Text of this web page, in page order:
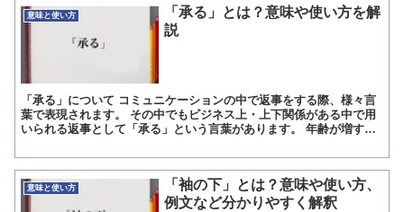
意味と使い方
「承る」とは？意味や使い方を解
説
「承る」について コミュニケーションの中で返事をする際、様々言
葉で表現されます。 その中でもビジネス上・上下関係がある中で用
いられる返事として「承る」という言葉があります。 年齢が増すに
意味と使い方
「袖の下」とは？意味や使い方、
例文など分かりやすく解釈